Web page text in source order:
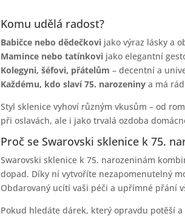
Komu udělá radost?
Babičce nebo dědečkovijako výraz lásky a
Mamince nebo tatínkovijako elegantní
Kolegyni, šéfovi, přátelům – decentní a
Každému, kdo slaví 75. narozeninya má
Styl sklenice vyhoví různým vkusům – od
při oslavách, ale i jako trvalá ozdoba
Proč se Swarovski sklenice k 75.
Swarovski sklenice k 75. narozeninám
dopad. Díky ní vytvoříte nezapomenutelný
Obdarovaný ucítí vaši péči a upřímné přání
Pokud hledáte dárek, který opravdu potěší